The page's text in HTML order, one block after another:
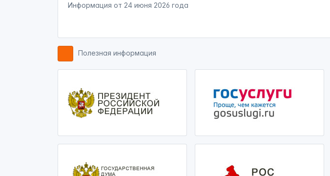
Информация от 24 июня 2026 года
Полезная информация